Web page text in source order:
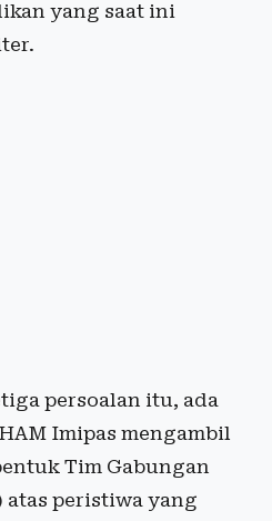
yang saat ini
persoalan itu, ada
Imipas mengambil
Tim Gabungan
atas peristiwa yang